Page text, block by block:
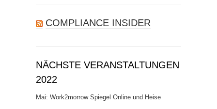
COMPLIANCE INSIDER
NÄCHSTE VERANSTALTUNGEN
2022
Mai: Work2morrow Spiegel Online und Heise